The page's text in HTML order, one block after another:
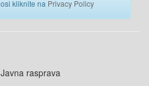
kliknite na Privacy Policy
rasprava